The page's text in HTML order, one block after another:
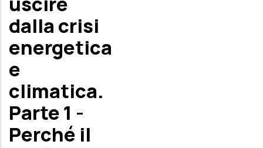
dalla crisi
energetica
e
climatica.
Parte 1 -
Perché il